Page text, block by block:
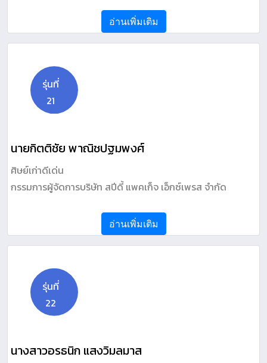
อ่านเพิ่มเติม
รุ่นที่
21
นายกิตติชัย พาณิชปฐมพงศ์
ศิษย์เก่าดีเด่น
กรรมการผู้จัดการบริษัท สปีดี้ แพคเก็จ เอ็กซ์เพรส จำกัด
อ่านเพิ่มเติม
รุ่นที่
22
นางสาวอรธนิก แสงวิมลมาส